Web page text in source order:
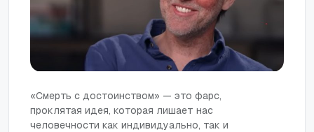
«Смерть с достоинством» — это фарс,
проклятая идея, которая лишает нас
человечности как индивидуально, так и